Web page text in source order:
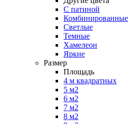
С патиной
Комбинированные
Светлые
Темные
Хамелеон
Яркие
Размер
Площадь
4 м квадратных
5 м2
6 м2
7 м2
8 м2